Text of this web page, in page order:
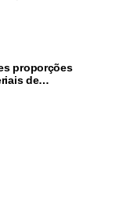
proporções
de